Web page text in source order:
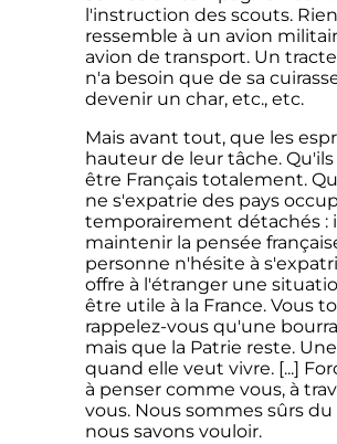
l'instruction des scouts.
ressemble à un avion
avion de transport. Un
n'a besoin que de sa
devenir un char, etc., etc.
Mais avant tout, que les
hauteur de leur tâche.
être Français totalement.
ne s'expatrie des pays
temporairement détachés :
maintenir la pensée
personne n'hésite à
offre à l'étranger une
être utile à la France. Vous
rappelez-vous qu'une
mais que la Patrie reste.
quand elle veut vivre. [...]
à penser comme vous, à
vous. Nous sommes sûrs du
nous savons vouloir.